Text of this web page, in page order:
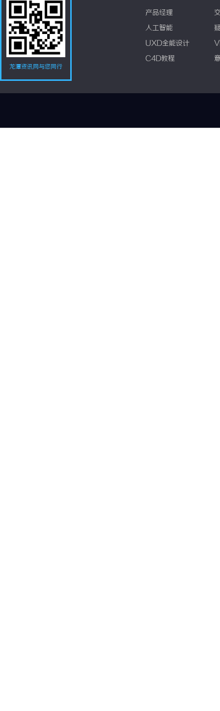
龙潭资讯网与您同行
产品经理
人工智能
UXD全能设计
C4D教程